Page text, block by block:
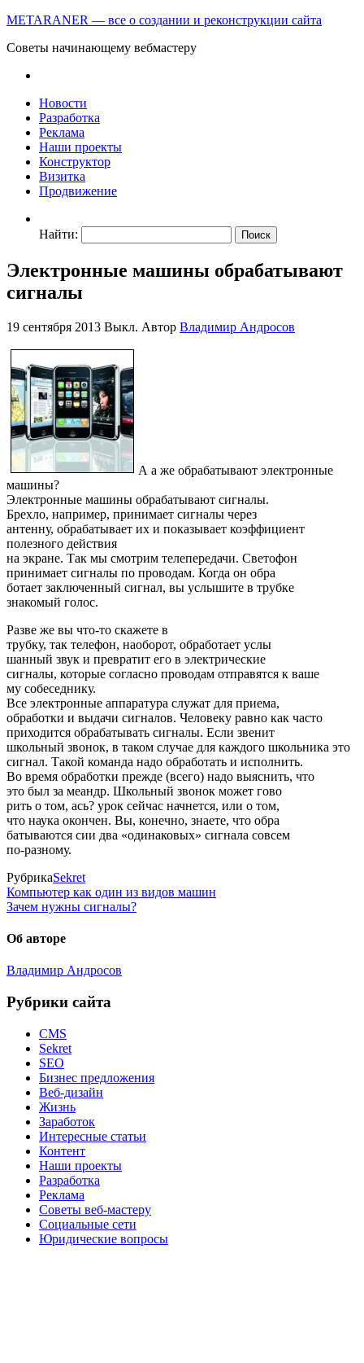
METARANER — все о создании и реконструкции сайта
Советы начинающему вебмастеру
Новости
Разработка
Реклама
Наши проекты
Конструктор
Визитка
Продвижение
Найти:
Электронные машины обрабатывают
сигналы
19 сентября 2013 Выкл. Автор Владимир Андросов
А а же обрабатывают электронные
машины?
Электронные машины обрабатывают сигналы.
Брехло, например, принимает сигналы через
антенну, обрабатывает их и показывает коэффициент
полезного действия
на экране. Так мы смотрим телепередачи. Светофон
принимает сигналы по проводам. Когда он обра­
ботает заключенный сигнал, вы услышите в трубке
знакомый голос.
Разве же вы что-то скажете в
трубку, так телефон, наоборот, обработает услы­
шанный звук и превратит его в электрические
сигналы, которые согласно проводам отправятся к ваше­
му собеседнику.
Все электронные аппаратура служат для приема,
обработки и выдачи сигналов. Человеку равно как часто
приходится обрабатывать сигналы. Если звенит
школьный звонок, в таком случае для каждого школьника это
сигнал. Такой команда надо обработать и исполнить.
Во время обработки прежде (всего) надо выяснить, что
это был за меандр. Школьный звонок может гово­
рить о том, ась? урок сейчас начнется, или о том,
что наука окончен. Вы, конечно, знаете, что обра­
батываются сии два «одинаковых» сигнала совсем
по-разному.
РубрикаSekret
Компьютер как один из видов машин
Зачем нужны сигналы?
Об авторе
Владимир Андросов
Рубрики сайта
CMS
Sekret
SEO
Бизнес предложения
Веб-дизайн
Жизнь
Заработок
Интересные статьи
Контент
Наши проекты
Разработка
Реклама
Советы веб-мастеру
Социальные сети
Юридические вопросы